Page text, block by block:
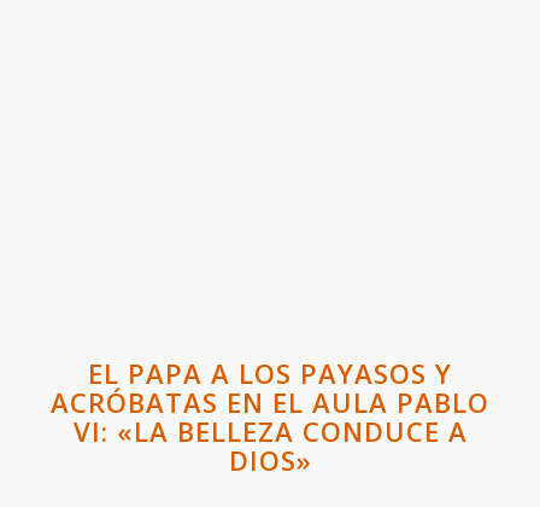
EL PAPA A LOS PAYASOS Y
ACRÓBATAS EN EL AULA PABLO
VI: «LA BELLEZA CONDUCE A
DIOS»